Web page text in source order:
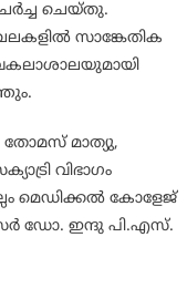
ചെയ്തു.
സാങ്കേതിക
തോമസ് മാത്യു,
വിഭാഗം
മെഡിക്കല്‍ കോളേജ്
ഡോ. ഇന്ദു പി.എസ്.